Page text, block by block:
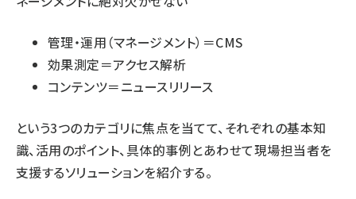
管理・運用（マネージメント）＝CMS
効果測定＝アクセス解析
コンテンツ＝ニュースリリース
という3つのカテゴリに焦点を当てて、それぞれの基本知
識、活用のポイント、具体的事例とあわせて現場担当者を
支援するソリューションを紹介する。